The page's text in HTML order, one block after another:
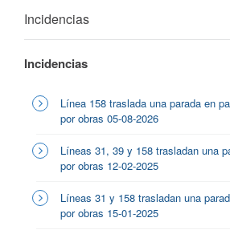
Incidencias
Incidencias
Línea 158 traslada una parada en
por obras 05-08-2026
Líneas 31, 39 y 158 trasladan una
por obras 12-02-2025
Líneas 31 y 158 trasladan una
por obras 15-01-2025